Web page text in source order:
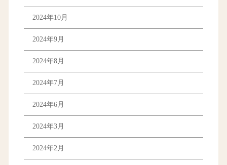
2024年10月
2024年9月
2024年8月
2024年7月
2024年6月
2024年3月
2024年2月